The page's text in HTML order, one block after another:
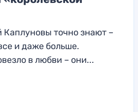
точно знают –
и даже больше.
в любви – они...